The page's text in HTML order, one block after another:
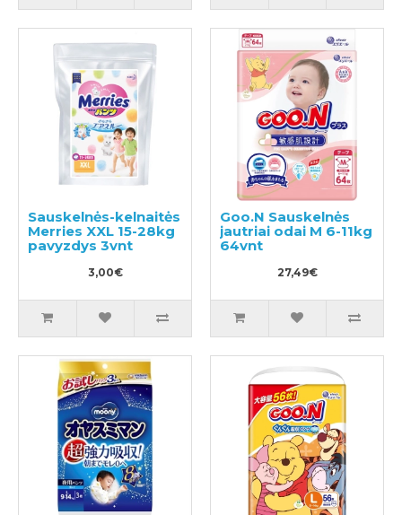
Sauskelnės-kelnaitės
Merries XXL 15-28kg
pavyzdys 3vnt
3,00€
Goo.N Sauskelnės
jautriai odai M 6-11kg
64vnt
27,49€